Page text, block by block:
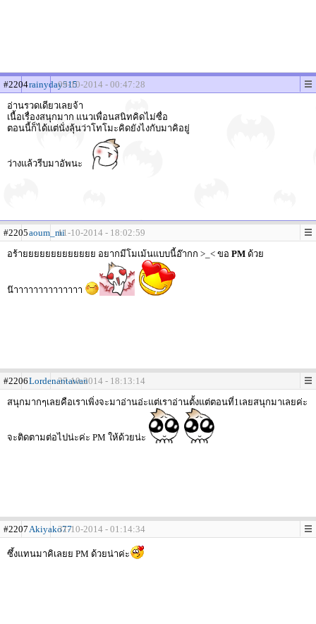
#2204rainyday51509-10-2014 - 00:47:28
อ่านรวดเดียวเลยจ้า
เนื้อเรื่องสนุกมาก แนวเพื่อนสนิทคิดไม่ซื่อ
ตอนนี้ก็ได้แต่นั่งลุ้นว่าโทโมะคิดยังไงกับมาคิอยู่
ว่างแล้วรีบมาอัพนะ
#2205aoum_mi11-10-2014 - 18:02:59
อร้ายยยยยยยยยยยยย อยากมีโมเม้นแบบนี้อ๊ากก >_< ขอ PM ด้วย
น๊าาาาาาาาาาาาาา
#2206Lordenantawan27-10-2014 - 18:13:14
สนุกมากๆเลยคือเราเพิ่งจะมาอ่านอ่ะแต่เราอ่านตั้งแต่ตอนที่1เลยสนุกมาเลยค่ะ
จะติดตามต่อไปน่ะค่ะ PM ให้ด้วยน่ะ
#2207Akiyako7731-10-2014 - 01:14:34
ซึ้งแทนมาคิเลยย PM ด้วยน่าค่ะ